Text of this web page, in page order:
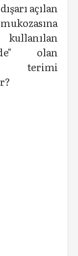
açılan
olan
terimi